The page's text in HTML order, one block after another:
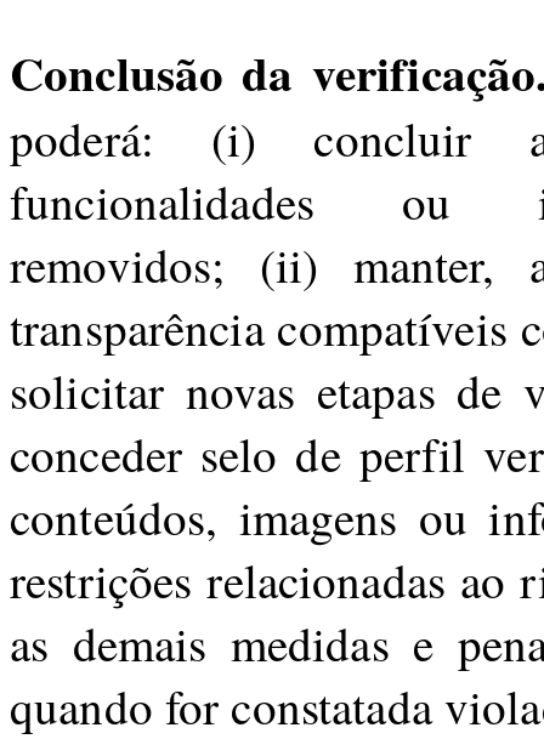
Conclusão da
poderá: (i) concluir
funcionalidades ou
removidos; (ii) manter,
transparência compatíveis
solicitar novas etapas
conceder selo de perfil
conteúdos, imagens ou
restrições relacionadas
as demais medidas e
quando for constatada